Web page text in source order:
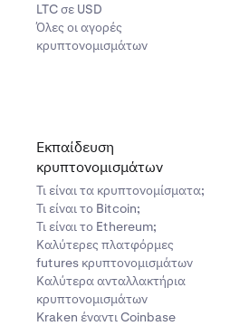
LTC σε USD
Όλες οι αγορές
κρυπτονομισμάτων
Εκπαίδευση
κρυπτονομισμάτων
Τι είναι τα κρυπτονομίσματα;
Τι είναι το Bitcoin;
Τι είναι το Ethereum;
Καλύτερες πλατφόρμες
futures κρυπτονομισμάτων
Καλύτερα ανταλλακτήρια
κρυπτονομισμάτων
Kraken έναντι Coinbase